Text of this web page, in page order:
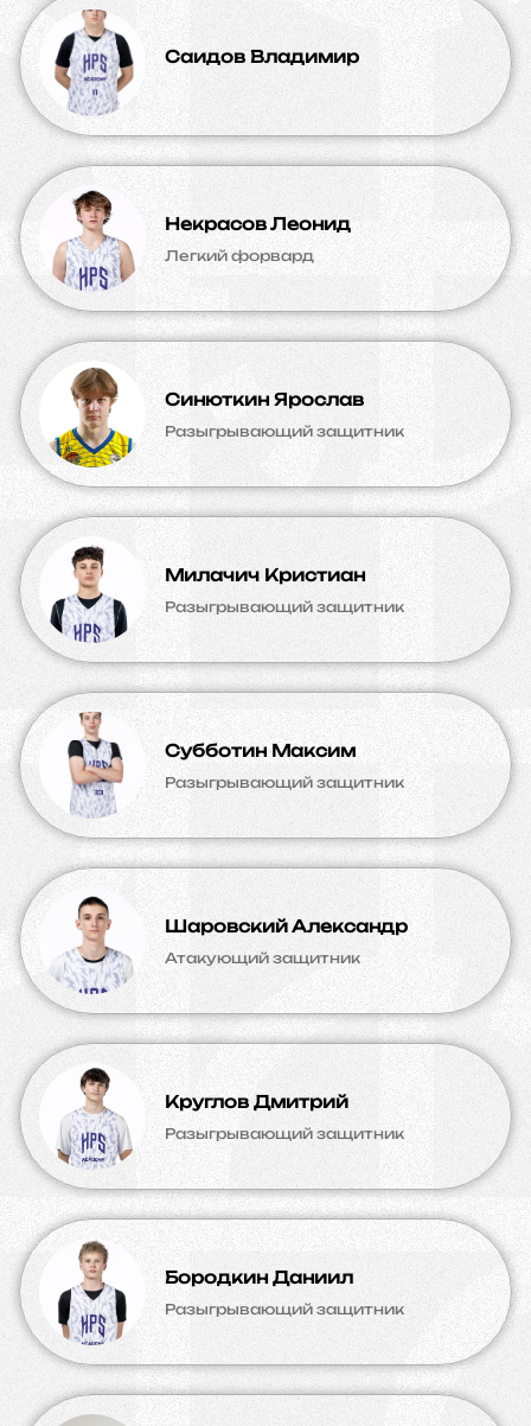
Саидов Владимир
Некрасов Леонид
Легкий форвард
Синюткин Ярослав
Разыгрывающий защитник
Милачич Кристиан
Разыгрывающий защитник
Субботин Максим
Разыгрывающий защитник
Шаровский Александр
Атакующий защитник
Круглов Дмитрий
Разыгрывающий защитник
Бородкин Даниил
Разыгрывающий защитник